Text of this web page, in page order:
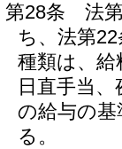
第28条
法
ち、法第
種類は、給
日直手当
の給与の
る。